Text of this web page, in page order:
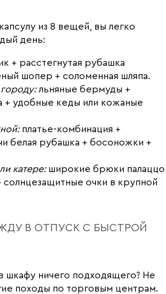
из 8 вещей, вы легко
день:
+ расстегнутая рубашка
шопер + соломенная шляпа.
льняные бермуды +
+ удобные кеды или кожаные
платье-комбинация +
белая рубашка + босоножки +
катере:широкие брюки палаццо
солнцезащитные очки в крупной
В ОТПУСК С БЫСТРОЙ
шкафу ничего подходящего? Не
походы по торговым центрам.